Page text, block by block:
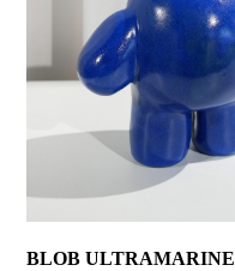
BLOB ULTRAMARINE